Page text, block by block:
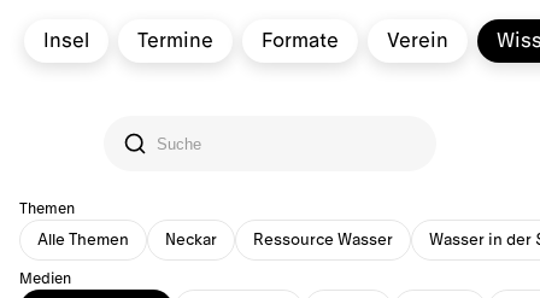
Insel Termine Formate Verein
Themen
Alle Themen Neckar Ressource Wasser Wasser in der
Medien